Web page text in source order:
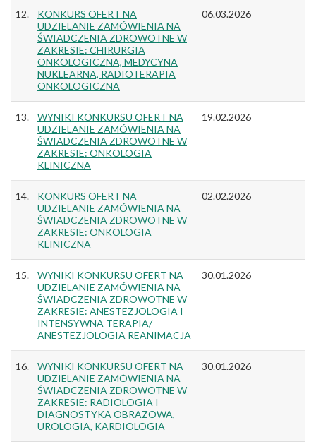
12.
KONKURS OFERT NA
UDZIELANIE ZAMÓWIENIA NA
ŚWIADCZENIA ZDROWOTNE W
ZAKRESIE: CHIRURGIA
ONKOLOGICZNA, MEDYCYNA
NUKLEARNA, RADIOTERAPIA
ONKOLOGICZNA
06.03.2026
13.
WYNIKI KONKURSU OFERT NA
UDZIELANIE ZAMÓWIENIA NA
ŚWIADCZENIA ZDROWOTNE W
ZAKRESIE: ONKOLOGIA
KLINICZNA
19.02.2026
14.
KONKURS OFERT NA
UDZIELANIE ZAMÓWIENIA NA
ŚWIADCZENIA ZDROWOTNE W
ZAKRESIE: ONKOLOGIA
KLINICZNA
02.02.2026
15.
WYNIKI KONKURSU OFERT NA
UDZIELANIE ZAMÓWIENIA NA
ŚWIADCZENIA ZDROWOTNE W
ZAKRESIE: ANESTEZJOLOGIA I
INTENSYWNA TERAPIA/
ANESTEZJOLOGIA REANIMACJA
30.01.2026
16.
WYNIKI KONKURSU OFERT NA
UDZIELANIE ZAMÓWIENIA NA
ŚWIADCZENIA ZDROWOTNE W
ZAKRESIE: RADIOLOGIA I
DIAGNOSTYKA OBRAZOWA,
UROLOGIA, KARDIOLOGIA
30.01.2026